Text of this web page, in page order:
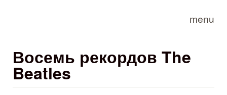
menu
Восемь рекордов The
Beatles